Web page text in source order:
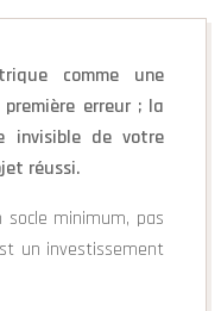
comme une
erreur ; la
invisible de votre
réussi.
socle minimum, pas
un investissement